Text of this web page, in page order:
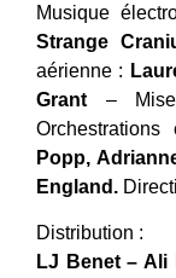
Musique
Strange
aérienne :
Grant –
Popp,
England.
Distribution :
LJ Benet –